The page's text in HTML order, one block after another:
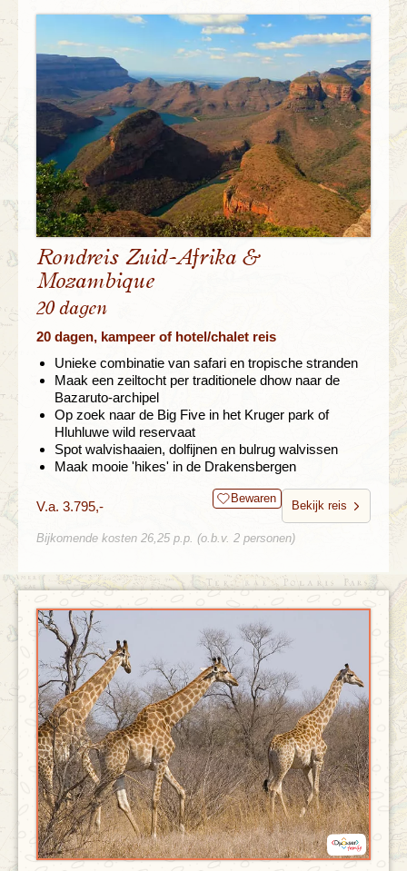
Rondreis Zuid-Afrika &
Mozambique
20 dagen
20 dagen, kampeer of hotel/chalet reis
Unieke combinatie van safari en tropische stranden
Maak een zeiltocht per traditionele dhow naar de
Bazaruto-archipel
Op zoek naar de Big Five in het Kruger park of
Hluhluwe wild reservaat
Spot walvishaaien, dolfijnen en bulrug walvissen
Maak mooie 'hikes' in de Drakensbergen
V.a. 3.795,- Bewaren
Bekijk reis
Bijkomende kosten 26,25 p.p. (o.b.v. 2 personen)